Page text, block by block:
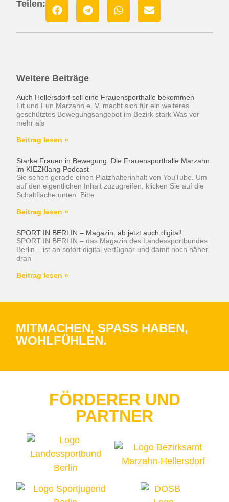
Teilen:
Weitere Beiträge
Auch Hellersdorf soll eine Frauensporthalle bekommen
Fit und Fun Marzahn e. V. macht sich für ein weiteres
geschütztes Bewegungsangebot im Bezirk stark Was vor
mehr als
Beitrag lesen »
Starke Frauen in Bewegung: Die Frauensporthalle Marzahn
im KIEZKlang-Podcast
Sie sehen gerade einen Platzhalterinhalt von YouTube. Um
auf den eigentlichen Inhalt zuzugreifen, klicken Sie auf die
Schaltfläche unten. Bitte
Beitrag lesen »
SPORT IN BERLIN – Magazin: ab jetzt auch digital!
SPORT IN BERLIN – das Magazin des Landessportbundes
Berlin – ist ab sofort digital verfügbar und damit noch näher
dran
Beitrag lesen »
MITMACHEN, SPASS HABEN, W
OHLFÜHLEN.
FÖRDERER UND
PARTNER